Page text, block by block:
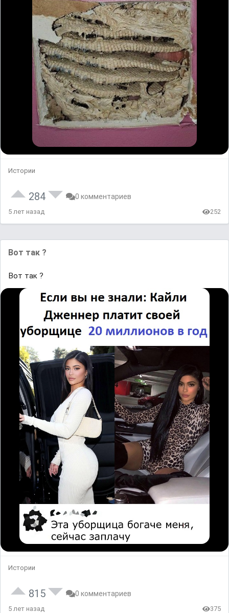
Истории
284 0 комментариев
5 лет назад 252
Вот так ?
Вот так ?
Истории
815 0 комментариев
5 лет назад 375